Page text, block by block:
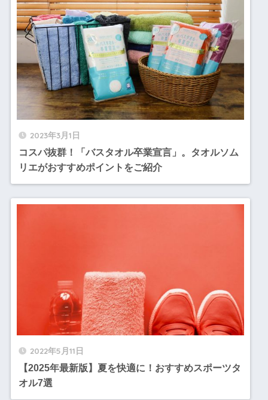
2023年3月1日
コスパ抜群！「バスタオル卒業宣言」。タオルソム
リエがおすすめポイントをご紹介
2022年5月11日
【2025年最新版】夏を快適に！おすすめスポーツタ
オル7選